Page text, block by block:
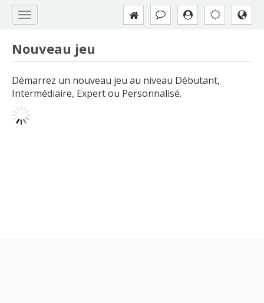
Nouveau jeu
Démarrez un nouveau jeu au niveau Débutant,
Intermédiaire, Expert ou Personnalisé.